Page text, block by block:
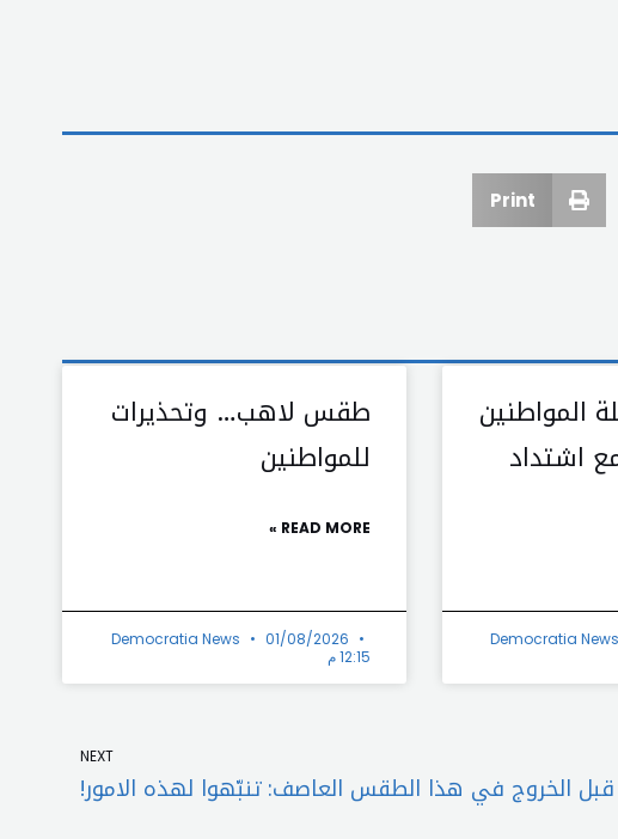
Print
المواطنين
اشتداد
Democratia News
طقس لاهب… وتحذيرات
للمواطنين
READ MORE »
Democratia News
01/08/2026
12:15 م
NEXT
قبل الخروج في هذا الطقس العاصف: تنبّهوا لهذه الامور!